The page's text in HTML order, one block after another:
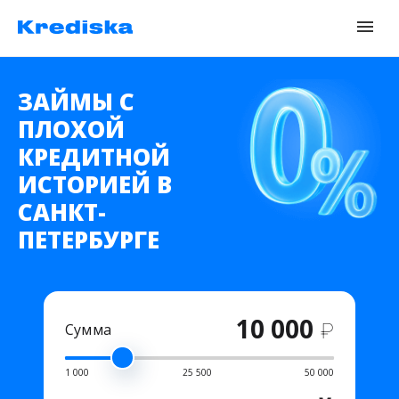
ЗАЙМЫ С
ПЛОХОЙ
КРЕДИТНОЙ
ИСТОРИЕЙ В
САНКТ-
ПЕТЕРБУРГЕ
Сумма 10 000 ₽
1 000 25 500 50 000